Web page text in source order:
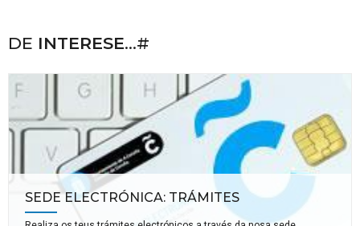
DE INTERESE...#
SEDE ELECTRÓNICA: TRÁMITES